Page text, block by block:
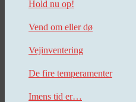
Hold nu op!
Vend om eller dø
Vejinventering
De fire temperamenter
Imens tid er…